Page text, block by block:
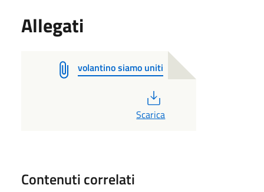
Allegati
volantino siamo uniti
Scarica
Contenuti correlati